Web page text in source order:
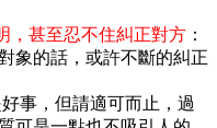
，甚至忍不住糾正對方 ：
象的話，或許不斷的糾正
好事，但請適可而止，過